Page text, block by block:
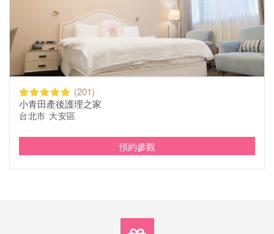
(201)
小青田產後護理之家
台北市 大安區
預約參觀